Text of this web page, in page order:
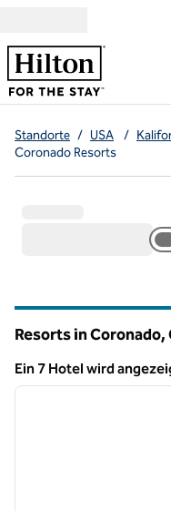
Standorte / USA /
Coronado Resorts
Resorts in Coronado,
Ein 7 Hotel wird
Ein 7 Hotel wird
1 von 9